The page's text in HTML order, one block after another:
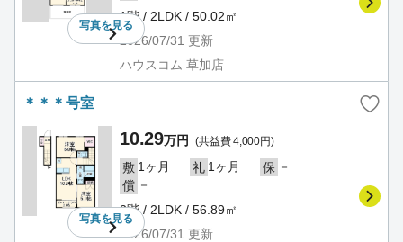
写真を見る
1階 / 2LDK / 50.02㎡
2026/07/31 更新
ハウスコム 草加店
＊＊＊号室
写真を見る
10.29万円 (共益費 4,000円)
敷 1ヶ月 礼 1ヶ月 保 －
償 －
2階 / 2LDK / 56.89㎡
2026/07/31 更新